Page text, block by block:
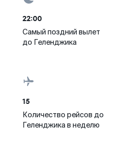
22:00
Самый поздний вылет
до Геленджика
15
Количество рейсов до
Геленджика в неделю